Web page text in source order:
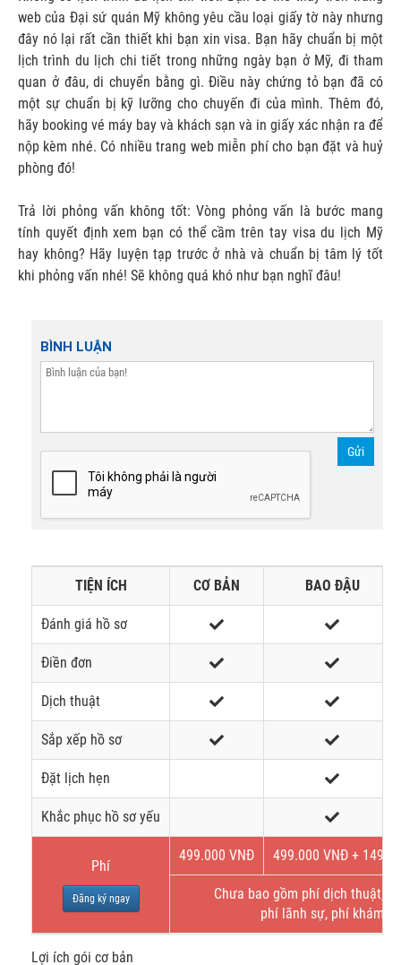
web của Đại sứ quán Mỹ không yêu cầu loại giấy tờ này nhưng
đây nó lại rất cần thiết khi bạn xin visa. Bạn hãy chuẩn bị một
lịch trình du lịch chi tiết trong những ngày bạn ở Mỹ, đi tham
quan ở đâu, di chuyển bằng gì. Điều này chứng tỏ bạn đã có
một sự chuẩn bị kỹ lưỡng cho chuyến đi của mình. Thêm đó,
hãy booking vé máy bay và khách sạn và in giấy xác nhận ra để
nộp kèm nhé. Có nhiều trang web miễn phí cho bạn đặt và huỷ
phòng đó!
Trả lời phỏng vấn không tốt: Vòng phỏng vấn là bước mang
tính quyết định xem bạn có thể cầm trên tay visa du lịch Mỹ
hay không? Hãy luyện tạp trước ở nhà và chuẩn bị tâm lý tốt
khi phỏng vấn nhé! Sẽ không quá khó như bạn nghĩ đâu!
BÌNH LUẬN
Gửi
TIỆN ÍCH CƠ BẢN BAO ĐẬU
Đánh giá hồ sơ
Điền đơn
Dịch thuật
Sắp xếp hồ sơ
Đặt lịch hẹn
Khắc phục hồ sơ yếu
Phí
Đăng ký ngay
499.000 VNĐ 499.000 VNĐ + 149$
Chưa bao gồm phí dịch thuật,
phí lãnh sự, phí khám
Lợi ích gói cơ bản